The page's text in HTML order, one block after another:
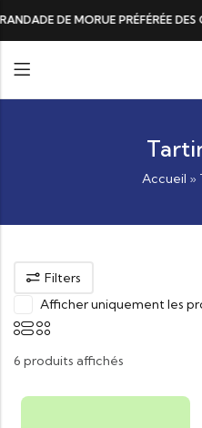
DE MORUE PRÉFÉRÉE DES
Accueil »
Filters
Afficher uniquement les
6 produits affichés